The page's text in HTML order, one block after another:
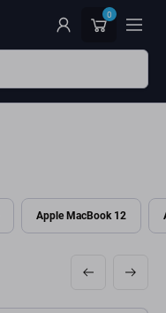
0
Apple MacBook 12